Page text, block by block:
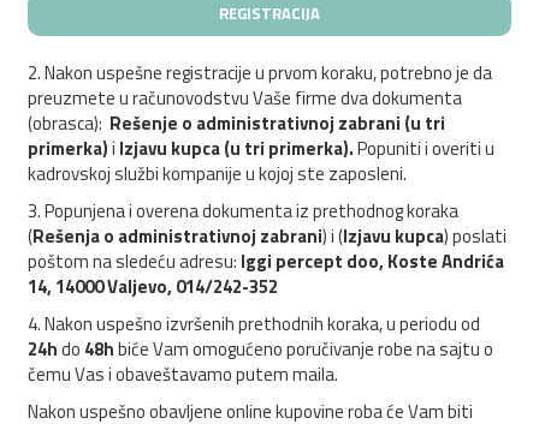
REGISTRACIJA
2. Nakon uspešne registracije u prvom koraku, potrebno je da
preuzmete u računovodstvu Vaše firme dva dokumenta
(obrasca): Rešenje o administrativnoj zabrani (u tri
primerka)i Izjavu kupca (u tri primerka).Popuniti i overiti u
kadrovskoj službi kompanije u kojoj ste zaposleni.
3. Popunjena i overena dokumenta iz prethodnog koraka
(Rešenja o administrativnoj zabrani) i (Izjavu kupca) poslati
poštom na sledeću adresu: Iggi percept doo, Koste Andrića
14, 14000 Valjevo, 014/242-352
4. Nakon uspešno izvršenih prethodnih koraka, u periodu od
24hdo 48hbiće Vam omogućeno poručivanje robe na sajtu o
čemu Vas i obaveštavamo putem maila.
Nakon uspešno obavljene online kupovine roba će Vam biti